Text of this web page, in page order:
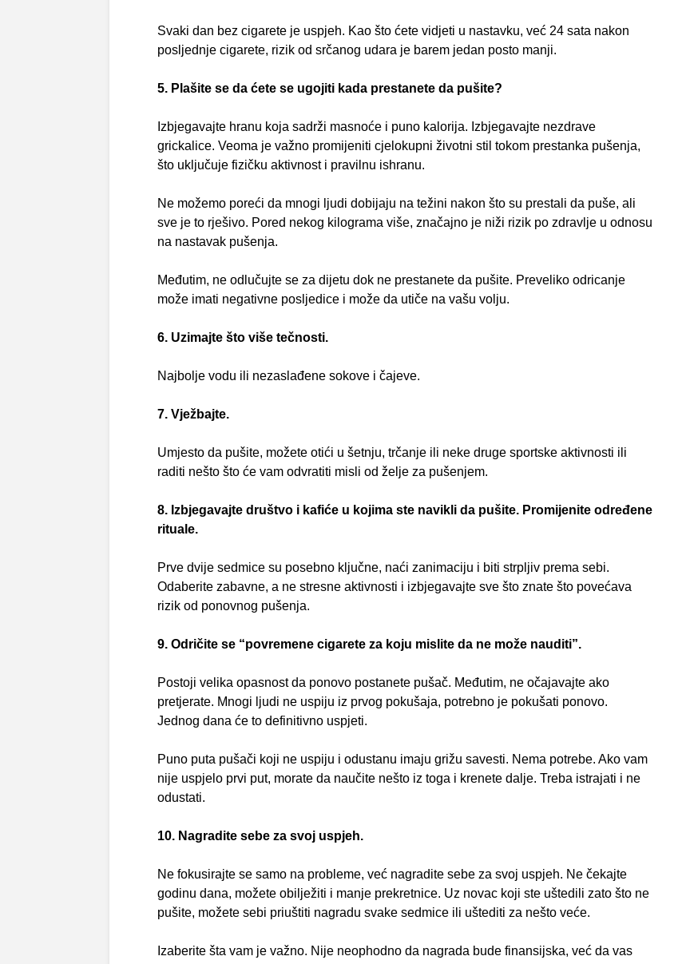
Svaki dan bez cigarete je uspjeh. Kao što ćete vidjeti u nastavku, već 24 sata nakon
posljednje cigarete, rizik od srčanog udara je barem jedan posto manji.
5. Plašite se da ćete se ugojiti kada prestanete da pušite?
Izbjegavajte hranu koja sadrži masnoće i puno kalorija. Izbjegavajte nezdrave
grickalice. Veoma je važno promijeniti cjelokupni životni stil tokom prestanka pušenja,
što uključuje fizičku aktivnost i pravilnu ishranu.
Ne možemo poreći da mnogi ljudi dobijaju na težini nakon što su prestali da puše, ali
sve je to rješivo. Pored nekog kilograma više, značajno je niži rizik po zdravlje u odnosu
na nastavak pušenja.
Međutim, ne odlučujte se za dijetu dok ne prestanete da pušite. Preveliko odricanje
može imati negativne posljedice i može da utiče na vašu volju.
6. Uzimajte što više tečnosti.
Najbolje vodu ili nezaslađene sokove i čajeve.
7. Vježbajte.
Umjesto da pušite, možete otići u šetnju, trčanje ili neke druge sportske aktivnosti ili
raditi nešto što će vam odvratiti misli od želje za pušenjem.
8. Izbjegavajte društvo i kafiće u kojima ste navikli da pušite. Promijenite određene
rituale.
Prve dvije sedmice su posebno ključne, naći zanimaciju i biti strpljiv prema sebi.
Odaberite zabavne, a ne stresne aktivnosti i izbjegavajte sve što znate što povećava
rizik od ponovnog pušenja.
9. Odričite se “povremene cigarete za koju mislite da ne može nauditi”.
Postoji velika opasnost da ponovo postanete pušač. Međutim, ne očajavajte ako
pretjerate. Mnogi ljudi ne uspiju iz prvog pokušaja, potrebno je pokušati ponovo.
Jednog dana će to definitivno uspjeti.
Puno puta pušači koji ne uspiju i odustanu imaju grižu savesti. Nema potrebe. Ako vam
nije uspjelo prvi put, morate da naučite nešto iz toga i krenete dalje. Treba istrajati i ne
odustati.
10. Nagradite sebe za svoj uspjeh.
Ne fokusirajte se samo na probleme, već nagradite sebe za svoj uspjeh. Ne čekajte
godinu dana, možete obilježiti i manje prekretnice. Uz novac koji ste uštedili zato što ne
pušite, možete sebi priuštiti nagradu svake sedmice ili uštediti za nešto veće.
Izaberite šta vam je važno. Nije neophodno da nagrada bude finansijska, već da vas